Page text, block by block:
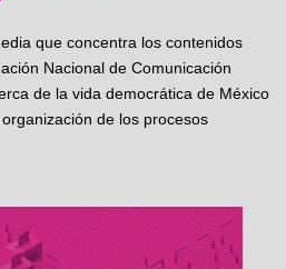
que concentra los contenidos
Nacional de Comunicación
de la vida democrática de México
de los procesos